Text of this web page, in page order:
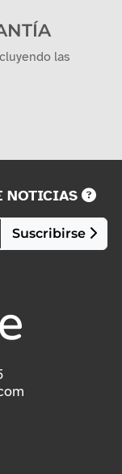
las
NOTICIAS
Suscribirse